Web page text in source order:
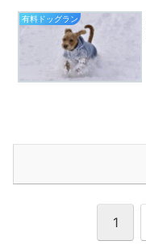
有料ドッグラン
1